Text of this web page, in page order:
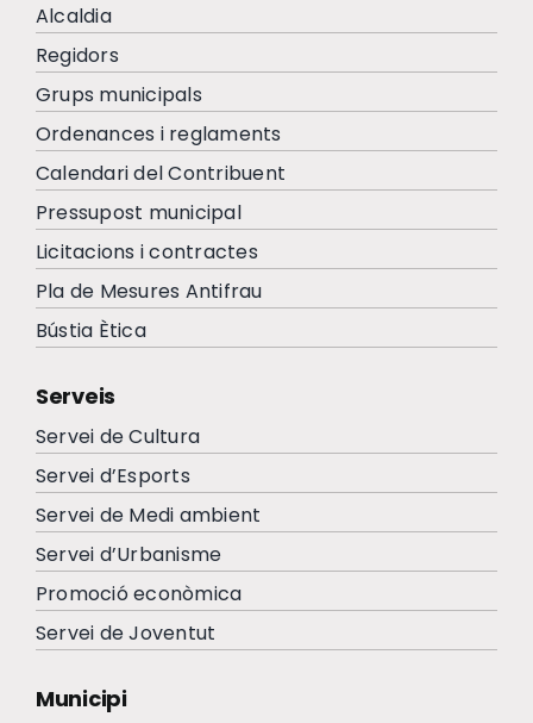
Alcaldia
Regidors
Grups municipals
Ordenances i reglaments
Calendari del Contribuent
Pressupost municipal
Licitacions i contractes
Pla de Mesures Antifrau
Bústia Ètica
Serveis
Servei de Cultura
Servei d’Esports
Servei de Medi ambient
Servei d’Urbanisme
Promoció econòmica
Servei de Joventut
Municipi